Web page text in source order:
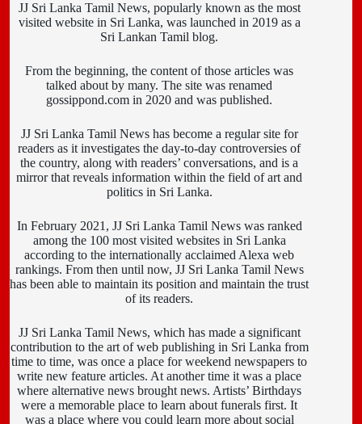
JJ Sri Lanka Tamil News, popularly known as the most
visited website in Sri Lanka, was launched in 2019 as a
Sri Lankan Tamil blog.
From the beginning, the content of those articles was
talked about by many. The site was renamed
gossippond.com in 2020 and was published.
JJ Sri Lanka Tamil News has become a regular site for
readers as it investigates the day-to-day controversies of
the country, along with readers’ conversations, and is a
mirror that reveals information within the field of art and
politics in Sri Lanka.
In February 2021, JJ Sri Lanka Tamil News was ranked
among the 100 most visited websites in Sri Lanka
according to the internationally acclaimed Alexa web
rankings. From then until now, JJ Sri Lanka Tamil News
has been able to maintain its position and maintain the trust
of its readers.
JJ Sri Lanka Tamil News, which has made a significant
contribution to the art of web publishing in Sri Lanka from
time to time, was once a place for weekend newspapers to
write new feature articles. At another time it was a place
where alternative news brought news. Artists’ Birthdays
were a memorable place to learn about funerals first. It
was a place where you could learn more about social